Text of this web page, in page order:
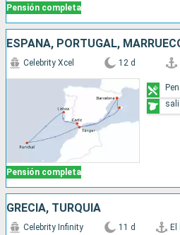
Pensión completa
Pensión completa
Celebrity Xcel 12 d
GRECIA, TURQUÍA
Celebrity Infinity 11 d El